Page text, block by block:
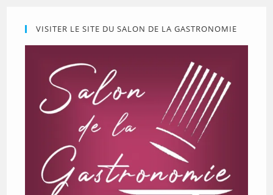
VISITER LE SITE DU SALON DE LA GASTRONOMIE